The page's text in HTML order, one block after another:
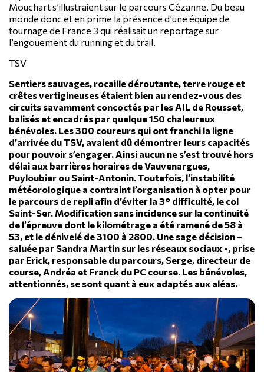
Mouchart s’illustraient sur le parcours Cézanne. Du beau
monde donc et en prime la présence d’une équipe de
tournage de France 3 qui réalisait un reportage sur
l’engouement du running et du trail.
TSV
Sentiers sauvages, rocaille déroutante, terre rouge et
crêtes vertigineuses étaient bien au rendez-vous des
circuits savamment concoctés par les AIL de Rousset,
balisés et encadrés par quelque 150 chaleureux
bénévoles. Les 300 coureurs qui ont franchi la ligne
d’arrivée du TSV, avaient dû démontrer leurs capacités
pour pouvoir s’engager. Ainsi aucun ne s’est trouvé hors
délai aux barrières horaires de Vauvenargues,
Puyloubier ou Saint-Antonin. Toutefois, l’instabilité
météorologique a contraint l’organisation à opter pour
le parcours de repli afin d’éviter la 3° difficulté, le col
Saint-Ser. Modification sans incidence sur la continuité
de l’épreuve dont le kilométrage a été ramené de 58 à
53, et le dénivelé de 3100 à 2800. Une sage décision –
saluée par Sandra Martin sur les réseaux sociaux -, prise
par Erick, responsable du parcours, Serge, directeur de
course, Andréa et Franck du PC course. Les bénévoles,
attentionnés, se sont quant à eux adaptés aux aléas.